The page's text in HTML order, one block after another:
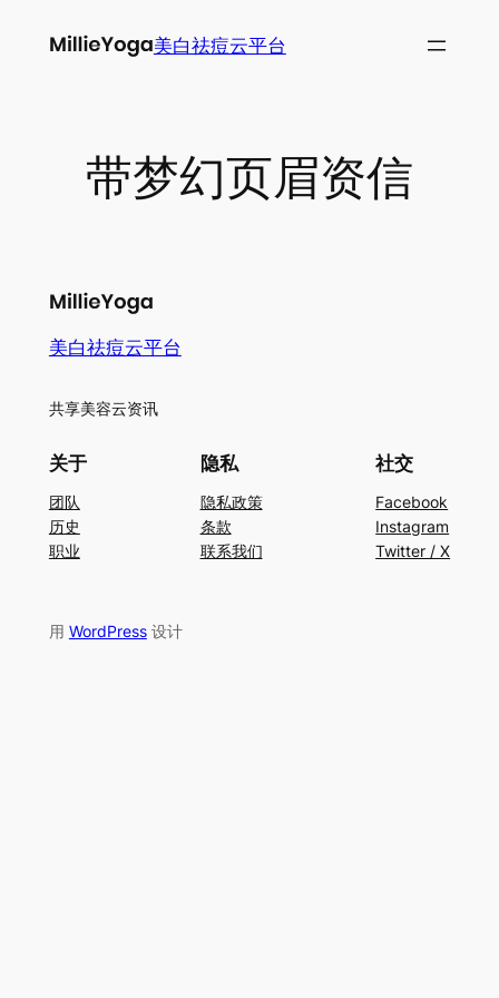
美白祛痘云平台
带梦幻页眉资信
美白祛痘云平台
共享美容云资讯
关于
团队
历史
职业
隐私
隐私政策
条款
联系我们
社交
Facebook
Instagram
Twitter / X
用 WordPress设计